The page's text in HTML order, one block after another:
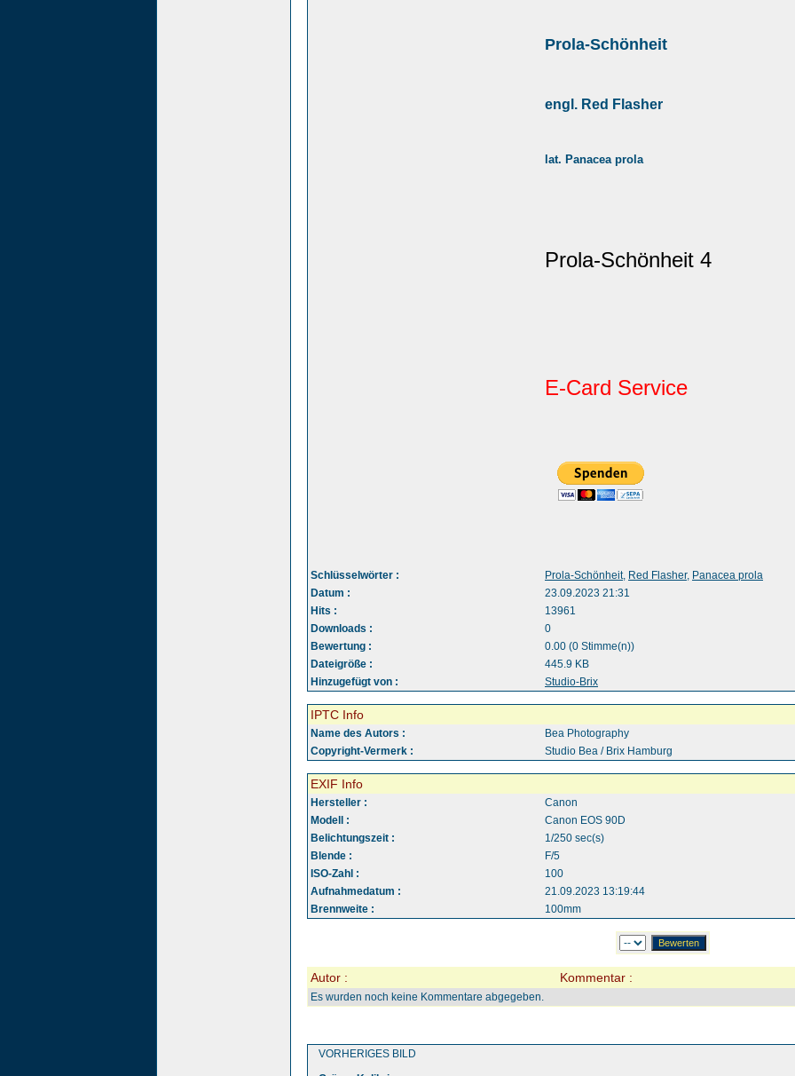
Prola-Schönheit
engl. Red Flasher
lat. Panacea prola
Prola-Schönheit 4
E-Card Service
Schlüsselwörter : Prola-Schönheit, Red Flasher, Panacea prola
Datum :
23.09.2023 21:31
Hits :
13961
Downloads :
0
Bewertung :
0.00 (0 Stimme(n))
Dateigröße :
445.9 KB
Hinzugefügt von :
Studio-Brix
IPTC Info
Name des Autors :
Bea Photography
Copyright-Vermerk :
Studio Bea / Brix Hamburg
EXIF Info
Hersteller :
Canon
Modell :
Canon EOS 90D
Belichtungszeit :
1/250 sec(s)
Blende :
F/5
ISO-Zahl :
100
Aufnahmedatum :
21.09.2023 13:19:44
Brennweite :
100mm
Autor : Kommentar :
Es wurden noch keine Kommentare abgegeben.
VORHERIGES BILD